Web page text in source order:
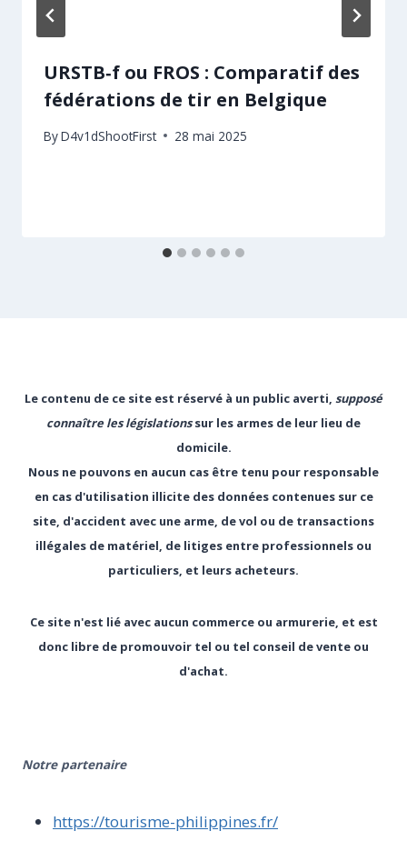
URSTB‑f ou FROS : Comparatif des
fédérations de tir en Belgique
ByD4v1dShootFirst 28 mai 2025
Le contenu de ce site est réservé à un public averti, supposé
connaître les législationssur les armes de leur lieu de
domicile.
Nous ne pouvons en aucun cas être tenu pour responsable
en cas d'utilisation illicite des données contenues sur ce
site, d'accident avec une arme, de vol ou de transactions
illégales de matériel, de litiges entre professionnels ou
particuliers, et leurs acheteurs.
Ce site n'est lié avec aucun commerce ou armurerie, et est
donc libre de promouvoir tel ou tel conseil de vente ou
d'achat.
Notre partenaire
https://tourisme-philippines.fr/